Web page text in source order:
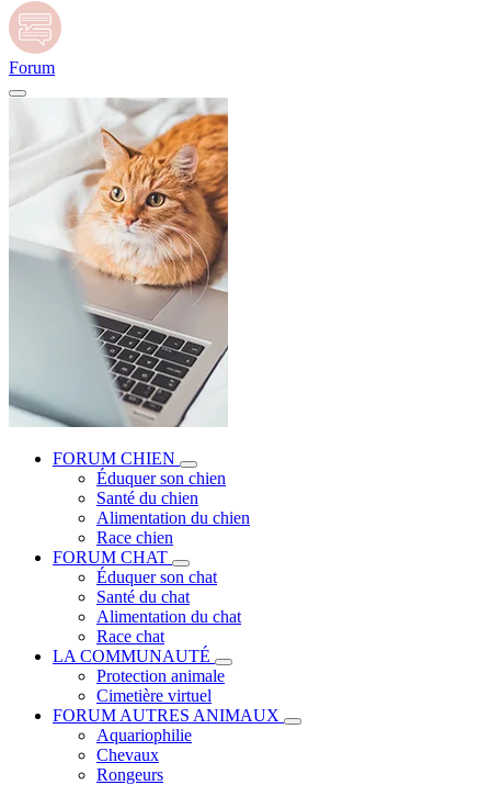
Forum
FORUM CHIEN
Éduquer son chien
Santé du chien
Alimentation du chien
Race chien
FORUM CHAT
Éduquer son chat
Santé du chat
Alimentation du chat
Race chat
LA COMMUNAUTÉ
Protection animale
Cimetière virtuel
FORUM AUTRES ANIMAUX
Aquariophilie
Chevaux
Rongeurs